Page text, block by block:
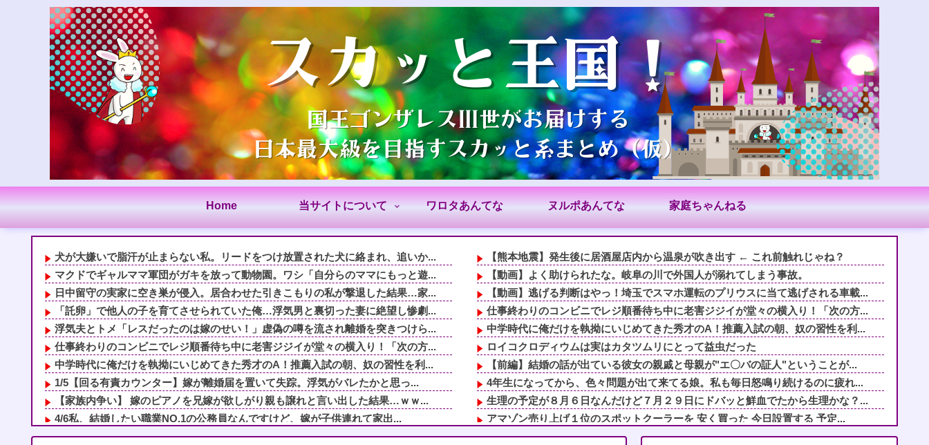
Home 当サイトについて ワロタあんてな ヌルポあんてな 家庭ちゃんねる
犬が大嫌いで脂汗が止まらない私。リードをつけ放置された犬に絡まれ、追いか...
マクドでギャルママ軍団がガキを放って動物園。ワシ「自分らのママにもっと遊...
日中留守の実家に空き巣が侵入。居合わせた引きこもりの私が撃退した結果…家...
「託卵」で他人の子を育てさせられていた俺…浮気男と裏切った妻に絶望し惨劇...
浮気夫とトメ「レスだったのは嫁のせい！」虚偽の噂を流され離婚を突きつけら...
仕事終わりのコンビニでレジ順番待ち中に老害ジジイが堂々の横入り！「次の方...
中学時代に俺だけを執拗にいじめてきた秀才のA！推薦入試の朝、奴の習性を利...
1/5【回る有責カウンター】嫁が離婚届を置いて失踪。浮気がバレたかと思っ...
【家族内争い】 嫁のピアノを兄嫁が欲しがり親も譲れと言い出した結果…ｗｗ...
4/6私、結婚したい職業NO.1の公務員なんですけど、嫁が子供連れて家出...
子供の血液型がAB型だった。私は手術したことあるからA型で合ってるし…旦...
【熊本地震】発生後に居酒屋店内から温泉が吹き出す ← これ前触れじゃね？
【動画】よく助けられたな。岐阜の川で外国人が溺れてしまう事故。
【動画】逃げる判断はやっ！埼玉でスマホ運転のプリウスに当て逃げされる車載...
仕事終わりのコンビニでレジ順番待ち中に老害ジジイが堂々の横入り！「次の方...
中学時代に俺だけを執拗にいじめてきた秀才のA！推薦入試の朝、奴の習性を利...
ロイコクロディウムは実はカタツムリにとって益虫だった
【前編】結婚の話が出ている彼女の親戚と母親が"エ〇バの証人"ということが...
4年生になってから、色々問題が出て来てる娘。私も毎日怒鳴り続けるのに疲れ...
生理の予定が８月６日なんだけど７月２９日にドバッと鮮血でたから生理かな？...
アマゾン売り上げ１位のスポットクーラーを 安く買った 今日設置する 予定...
小さいフランス料理店をやっているのだが、ケチ主婦団体に「子持ちの主婦を大...